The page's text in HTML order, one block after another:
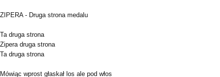
ZIPERA - Druga strona medalu
Ta druga strona
Zipera druga strona
Ta druga strona
Mówiąc wprost głaskał los ale pod włos